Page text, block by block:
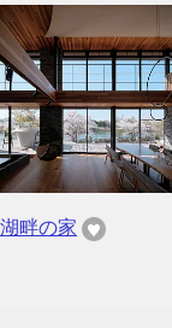
湖畔の家